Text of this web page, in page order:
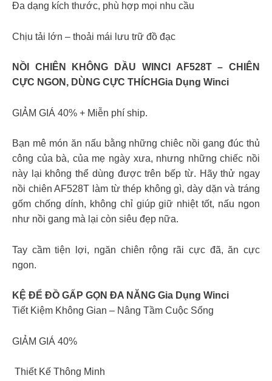
Đa dạng kích thước, phù hợp mọi nhu cầu
Chịu tải lớn – thoải mái lưu trữ đồ đạc
NỒI CHIÊN KHÔNG DẦU WINCI AF528T – CHIÊN
CỰC NGON, DÙNG CỰC THÍCHGia Dụng Winci
GIẢM GIÁ 40% + Miễn phí ship.
Bạn mê món ăn nấu bằng những chiêc nồi gang đúc thủ
công của bà, của mẹ ngày xưa, nhưng những chiếc nồi
này lại không thể dùng được trên bếp từ. Hãy thử ngay
nồi chiên AF528T làm từ thép không gì, dày dặn và tráng
gốm chống dính, không chỉ giúp giữ nhiệt tốt, nấu ngon
như nồi gang mà lại còn siêu đẹp nữa.
Tay cầm tiện lợi, ngăn chiên rộng rãi cực đã, ăn cực
ngon.
KỆ ĐỂ ĐỒ GẤP GỌN ĐA NĂNG Gia Dụng Winci
Tiết Kiệm Không Gian – Nâng Tầm Cuộc Sống
GIẢM GIÁ 40%
️ Thiết Kế Thông Minh